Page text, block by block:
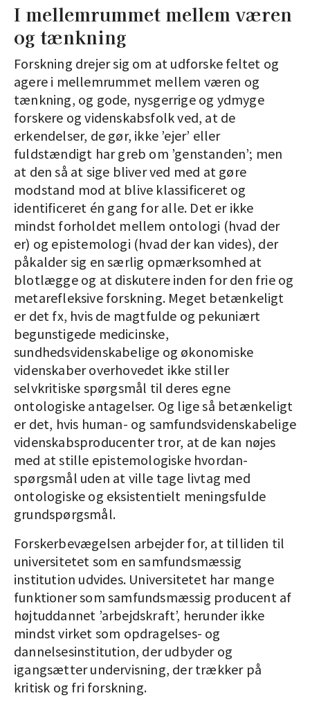
I mellemrummet mellem væren
og tænkning
Forskning drejer sig om at udforske feltet og
agere i mellemrummet mellem væren og
tænkning, og gode, nysgerrige og ydmyge
forskere og videnskabsfolk ved, at de
erkendelser, de gør, ikke ’ejer’ eller
fuldstændigt har greb om ’genstanden’; men
at den så at sige bliver ved med at gøre
modstand mod at blive klassificeret og
identificeret én gang for alle. Det er ikke
mindst forholdet mellem ontologi (hvad der
er) og epistemologi (hvad der kan vides), der
påkalder sig en særlig opmærksomhed at
blotlægge og at diskutere inden for den frie og
metarefleksive forskning. Meget betænkeligt
er det fx, hvis de magtfulde og pekuniært
begunstigede medicinske,
sundhedsvidenskabelige og økonomiske
videnskaber overhovedet ikke stiller
selvkritiske spørgsmål til deres egne
ontologiske antagelser. Og lige så betænkeligt
er det, hvis human- og samfundsvidenskabelige
videnskabsproducenter tror, at de kan nøjes
med at stille epistemologiske hvordan-
spørgsmål uden at ville tage livtag med
ontologiske og eksistentielt meningsfulde
grundspørgsmål.
Forskerbevægelsen arbejder for, at tilliden til
universitetet som en samfundsmæssig
institution udvides. Universitetet har mange
funktioner som samfundsmæssig producent af
højtuddannet ’arbejdskraft’, herunder ikke
mindst virket som opdragelses- og
dannelsesinstitution, der udbyder og
igangsætter undervisning, der trækker på
kritisk og fri forskning.